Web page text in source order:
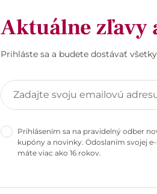
Aktuálne zľavy
Prihláste sa a budete dostávať
Prihlásením sa na pravidelný odber
kupóny a novinky. Odoslaním svojej
máte viac ako 16 rokov.